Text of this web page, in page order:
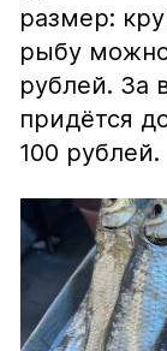
размер:
рыбу
рублей. За
придётся
100 рублей.